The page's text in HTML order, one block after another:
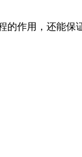
作用，还能保